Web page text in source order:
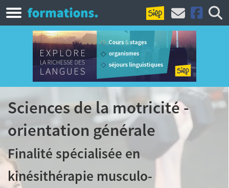
Sciences de la motricité -
orientation générale
Finalité spécialisée en
kinésithérapie musculo-